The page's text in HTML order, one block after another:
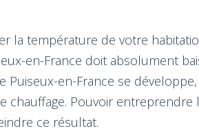
la température de votre
en-France doit absolument
en-France se
Pouvoir entreprendre
ce résultat.